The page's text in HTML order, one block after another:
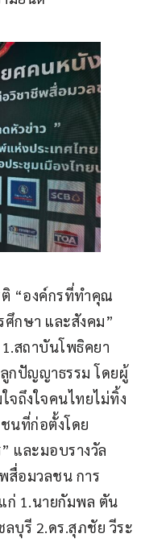
“องค์กรที่ทำคุณ
กษา และสังคม”
สถาบันโพธิคยา
กปัญญาธรรม โดยผู้
จถึงใจคนไทยไม่ทิ้ง
นที่ก่อตั้งโดย
และมอบรางวัล
อมวลชน การ
ก่ 1.นายกัมพล ตัน
บุรี 2.ดร.สุภชัย วีระ